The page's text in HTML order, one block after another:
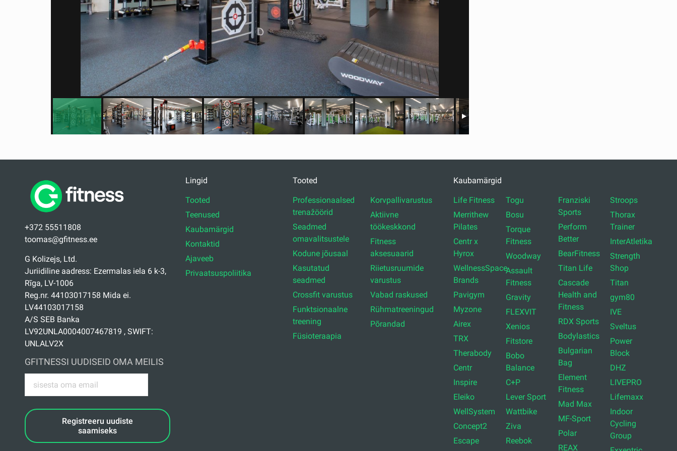
+372 55511808
toomas@gfitness.ee
G Kolizejs, Ltd.
Juriidiline aadress: Ezermalas iela 6 k-3,
Rīga, LV-1006
Reg.nr. 44103017158 Mida ei.
LV44103017158
A/S SEB Banka
LV92UNLA0004007467819 , SWIFT:
UNLALV2X
GFITNESSI UUDISEID OMA MEILIS
Registreeru uudiste
saamiseks
Lingid
Tooted
Teenused
Kaubamärgid
Kontaktid
Ajaveeb
Privaatsuspoliitika
Tooted
Professionaalsed
trenažöörid
Seadmed
omavalitsustele
Kodune jõusaal
Kasutatud
seadmed
Crossfit varustus
Funktsionaalne
treening
Füsioteraapia
Korvpallivarustus
Aktiivne
töökeskkond
Fitness
aksesuaarid
Riietusruumide
varustus
Vabad raskused
Rühmatreeningud
Põrandad
Kaubamärgid
Life Fitness
Merrithew
Pilates
Centr x
Hyrox
WellnessSpace
Brands
Pavigym
Myzone
Airex
TRX
Therabody
Centr
Inspire
Eleiko
WellSystem
Concept2
Escape
Togu
Bosu
Torque
Fitness
Woodway
Assault
Fitness
Gravity
FLEXVIT
Xenios
Fitstore
Bobo
Balance
C+P
Lever Sport
Wattbike
Ziva
Reebok
Franziski
Sports
Perform
Better
BearFitness
Titan Life
Cascade
Health and
Fitness
RDX Sports
Bodylastics
Bulgarian
Bag
Element
Fitness
Mad Max
MF-Sport
Polar
REAX
Stroops
Thorax
Trainer
InterAtletika
Strength
Shop
Titan
gym80
IVE
Sveltus
Power
Block
DHZ
LIVEPRO
Lifemaxx
Indoor
Cycling
Group